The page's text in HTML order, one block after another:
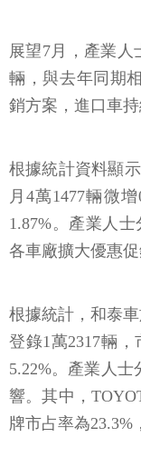
展望7月，產業人
輛，與去年同期
銷方案，進口車持
根據統計資料顯
月4萬1477輛微
1.87%。產業人
各車廠擴大優惠
根據統計，和泰
登錄1萬2317輛，
5.22%。產業人
響。其中，
牌市占率為23.3%